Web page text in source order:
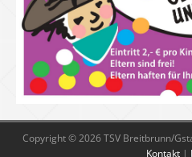
Copyright © 2026 TSV Breitbrunn/
Kontakt|